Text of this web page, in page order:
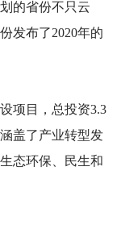
的省份不只云
发布了2020年的
项目，总投资3.3
盖了产业转型发
态环保、民生和